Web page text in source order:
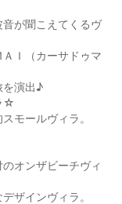
が聞こえてくるヴ
Ｉ（カーサドゥマ
を演出♪
☆
モールヴィラ。
オンザビーチヴィ
ザインヴィラ。